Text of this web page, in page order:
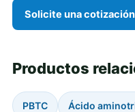
Solicite una
Productos
PBTC Ácido